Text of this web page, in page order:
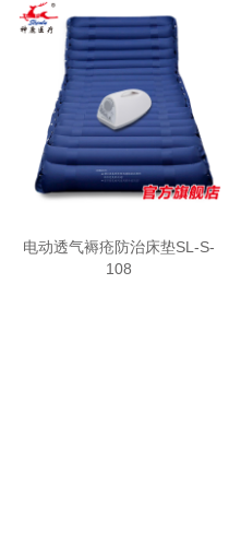
电动透气褥疮防治床垫SL-S-
108